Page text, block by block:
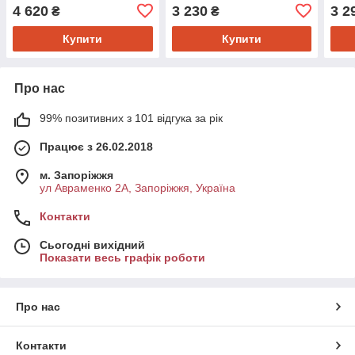
4 620 ₴
Купити
3 230₴
Купити
3
Про нас
99% позитивних з 101 відгука за рік
Працює з 26.02.2018
м. Запоріжжя
ул Авраменко 2А, Запоріжжя, Україна
Контакти
Сьогодні вихідний
Показати весь графік роботи
Про нас
Контакти